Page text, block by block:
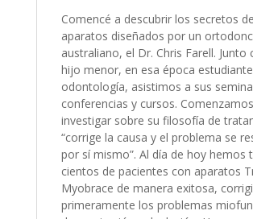
Comencé a descubrir los secretos
aparatos diseñados por un
australiano, el Dr. Chris Farell. Junto
hijo menor, en esa época
odontología, asistimos a sus
conferencias y cursos.
investigar sobre su filosofía de
“corrige la causa y el problema se
por sí mismo”. Al día de hoy hemos
cientos de pacientes con aparatos
Myobrace de manera exitosa,
primeramente los problemas